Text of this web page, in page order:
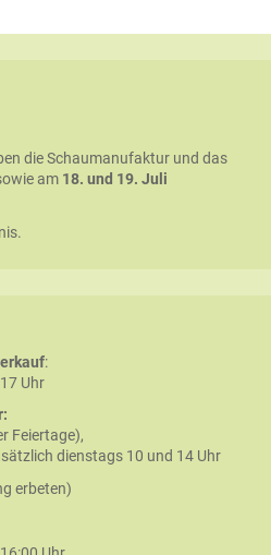
die Schaumanufaktur und das
am 18. und 19. Juli
:
Uhr
Feiertage),
dienstags 10 und 14 Uhr
erbeten)